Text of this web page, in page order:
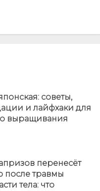
советы,
и лайфхаки для
выращивания
перенесёт
после травмы
тела: что